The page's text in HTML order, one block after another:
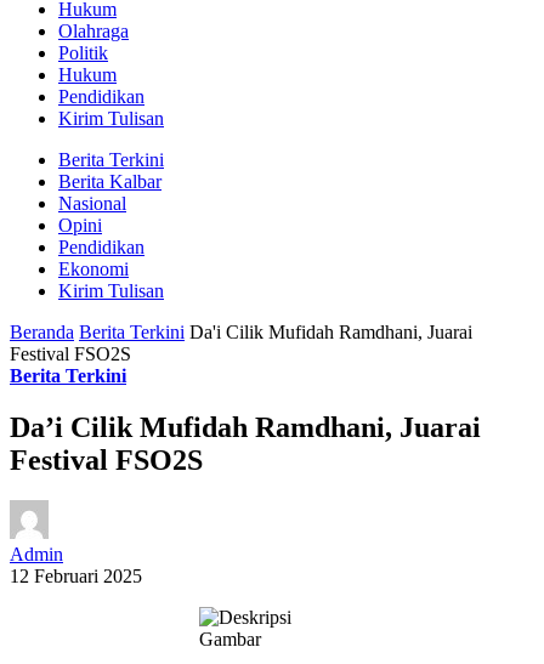
Hukum
Olahraga
Politik
Hukum
Pendidikan
Kirim Tulisan
Berita Terkini
Berita Kalbar
Nasional
Opini
Pendidikan
Ekonomi
Kirim Tulisan
Beranda Berita Terkini Da'i Cilik Mufidah Ramdhani, Juarai
Festival FSO2S
Berita Terkini
Da’i Cilik Mufidah Ramdhani, Juarai
Festival FSO2S
Admin
12 Februari 2025